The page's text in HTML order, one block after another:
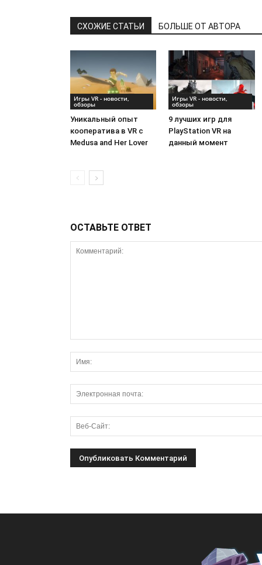
СХОЖИЕ СТАТЬИ БОЛЬШЕ ОТ АВТОРА
Игры VR - новости,
обзоры
Уникальный опыт
кооператива в VR с
Medusa and Her Lover
Игры VR - новости,
обзоры
9 лучших игр для
PlayStation VR на
данный момент
ОСТАВЬТЕ ОТВЕТ